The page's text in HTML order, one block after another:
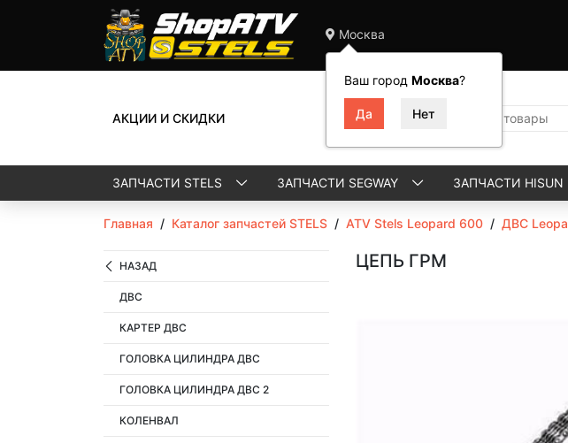
Москва
Ваш город Москва?
АКЦИИ И СКИДКИ
ЗАПЧАСТИ STELS ЗАПЧАСТИ SEGWAY ЗАПЧАСТИ HISUN
Главная / Каталог запчастей STELS / ATV Stels Leopard 600 / ДВС
НАЗАД
ДВС
КАРТЕР ДВС
ГОЛОВКА ЦИЛИНДРА ДВС
ГОЛОВКА ЦИЛИНДРА ДВС 2
КОЛЕНВАЛ
ЦЕПЬ ГРМ